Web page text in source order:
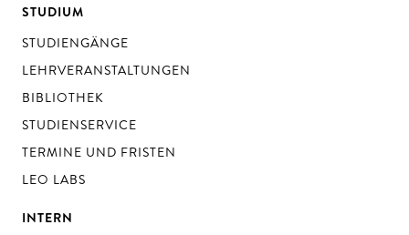
STUDIUM
STUDIENGÄNGE
LEHRVERANSTALTUNGEN
BIBLIOTHEK
STUDIENSERVICE
TERMINE UND FRISTEN
LEO LABS
INTERN